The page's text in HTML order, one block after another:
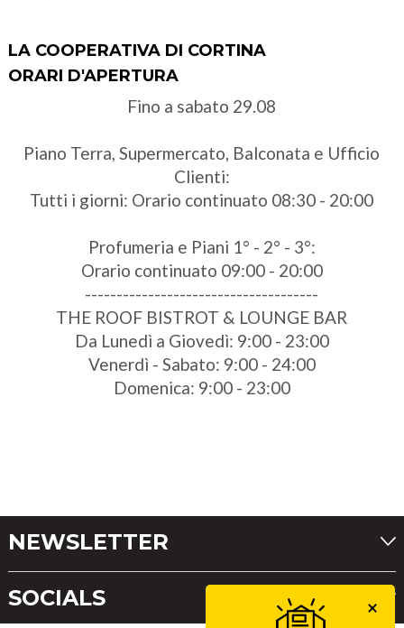
LA COOPERATIVA DI CORTINA
ORARI D'APERTURA
Fino a sabato 29.08
Piano Terra, Supermercato, Balconata e Ufficio
Clienti:
Tutti i giorni: Orario continuato 08:30 - 20:00
Profumeria e Piani 1° - 2° - 3°:
Orario continuato 09:00 - 20:00
-------------------------------------
THE ROOF BISTROT & LOUNGE BAR
Da Lunedì a Giovedì: 9:00 - 23:00
Venerdì - Sabato: 9:00 - 24:00
Domenica: 9:00 - 23:00
NEWSLETTER
SOCIALS